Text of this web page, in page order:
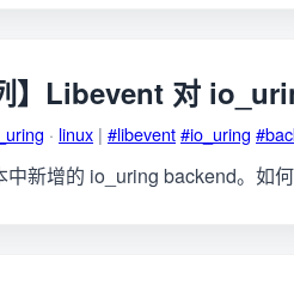
】Libevent 对
· linux | #libevent#io_uring
新增的 io_uring backend。如